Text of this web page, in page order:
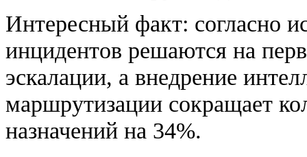
Интересный факт: согласно
инцидентов решаются на
эскалации, а внедрение
маршрутизации сокращает
назначений на 34%.